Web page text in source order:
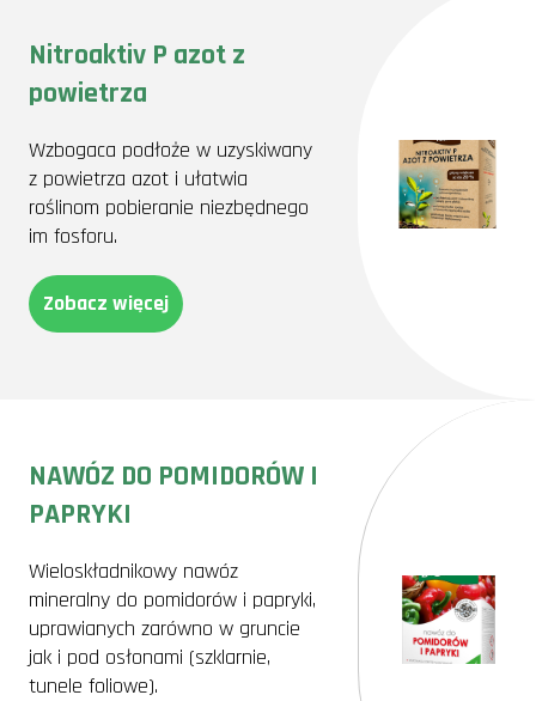
Nitroaktiv P azot z
powietrza
Wzbogaca podłoże w uzyskiwany
z powietrza azot i ułatwia
roślinom pobieranie niezbędnego
im fosforu.
Zobacz więcej
NAWÓZ DO POMIDORÓW I
PAPRYKI
Wieloskładnikowy nawóz
mineralny do pomidorów i papryki,
uprawianych zarówno w gruncie
jak i pod osłonami (szklarnie,
tunele foliowe).